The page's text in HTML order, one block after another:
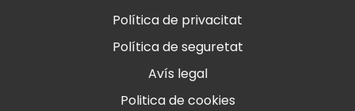
Política de privacitat
Política de seguretat
Avís legal
Politica de cookies